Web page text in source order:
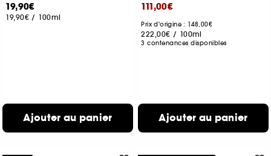
19,90€
19,90€ / 100ml
Ajouter au panier
111,00€
Prix d'origine : 148,00€
222,00€ / 100ml
3 contenances disponibles
Ajouter au panier